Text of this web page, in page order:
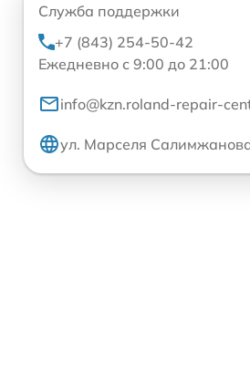
Служба поддержки
+7 (843) 254-50-42
Ежедневно с 9:00 до 21:00
info@kzn.roland-repair-
ул. Марселя